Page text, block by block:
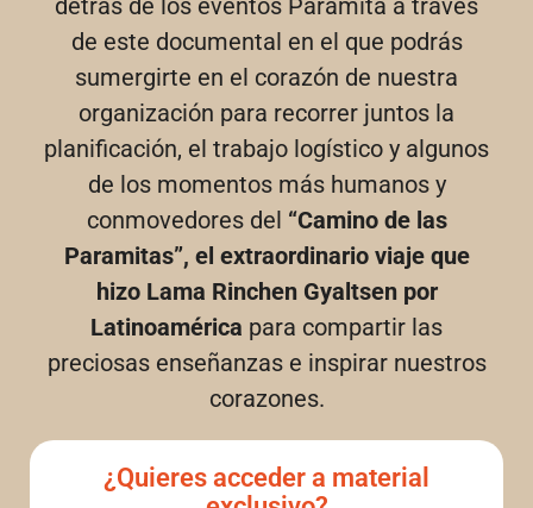
detrás de los eventos Paramita a través
de este documental en el que podrás
sumergirte en el corazón de nuestra
organización para recorrer juntos la
planificación, el trabajo logístico y algunos
de los momentos más humanos y
conmovedores del “Camino de las
Paramitas”, el extraordinario viaje que
hizo Lama Rinchen Gyaltsen por
Latinoamérica para compartir las
preciosas enseñanzas e inspirar nuestros
corazones.
¿Quieres acceder a material